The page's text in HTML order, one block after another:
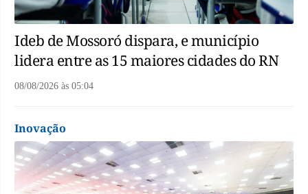
Ideb de Mossoró dispara, e município
lidera entre as 15 maiores cidades do RN
08/08/2026 às 05:04
Inovação